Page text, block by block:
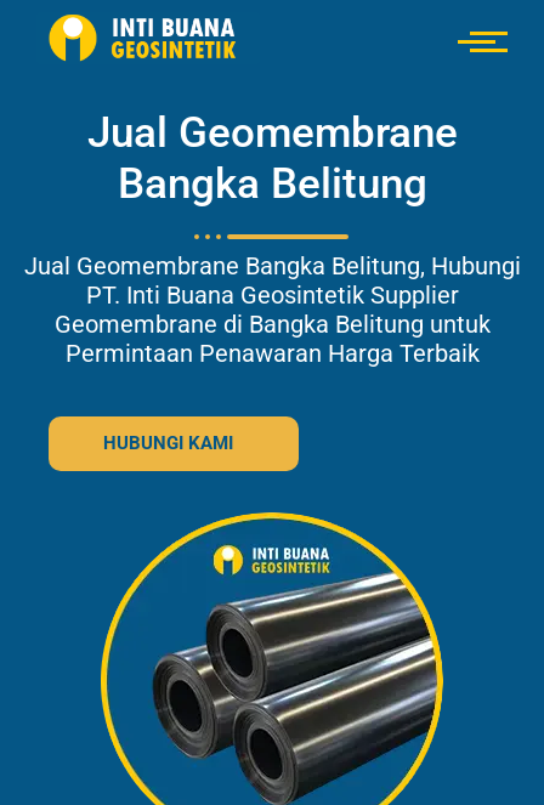
Jual Geomembrane
Bangka Belitung
Jual Geomembrane Bangka Belitung, Hubungi
PT. Inti Buana Geosintetik Supplier
Geomembrane di Bangka Belitung untuk
Permintaan Penawaran Harga Terbaik
HUBUNGI KAMI